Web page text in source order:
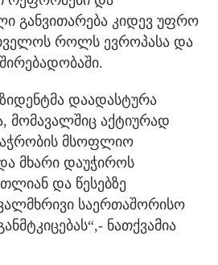
განვითარება კიდევ უფრო
როლს ევროპასა და
დაადასტურა
მომავალშიც აქტიურად
მსოფლიო
მხარი დაუჭიროს
და წესებზე
საერთაშორისო
ნათქვამია